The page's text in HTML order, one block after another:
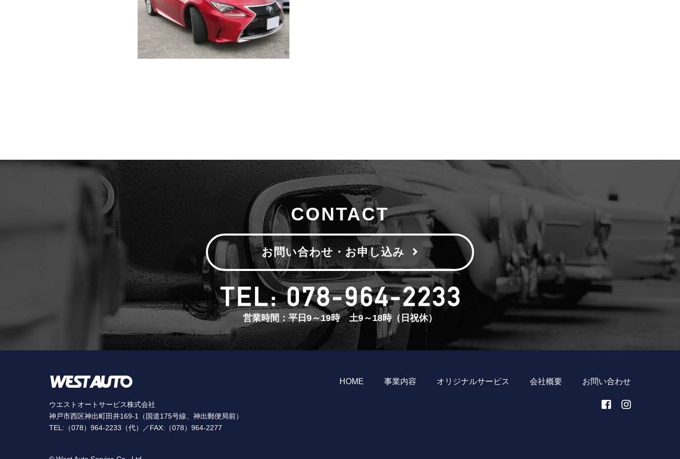
CONTACT
お問い合わせ・お申し込み
営業時間：平日9～19時 土9～18時（日祝休）
ウエストオートサービス株式会社
神戸市西区神出町田井169-1（国道175号線、神出郵便局前）
TEL:（078）964-2233（代）／FAX:（078）964-2277
HOME 事業内容 オリジナルサービス 会社概要 お問い合わせ